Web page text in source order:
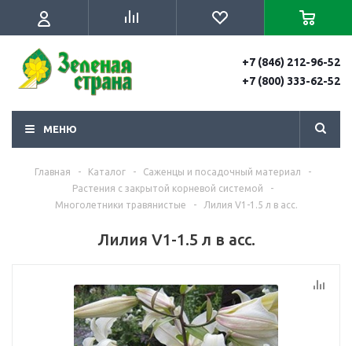
+7 (846) 212-96-52
+7 (800) 333-62-52
МЕНЮ
Главная - Каталог - Саженцы и посадочный материал
-
Растения с закрытой корневой системой
-
Многолетники травянистые
- Лилия V1-1.5 л в асс.
Лилия V1-1.5 л в асс.